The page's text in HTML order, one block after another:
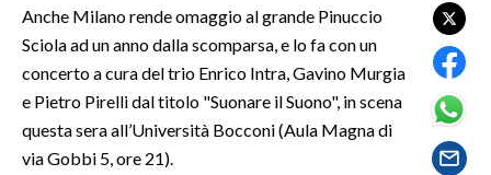
TENNIS
ALTRI SPORT
CULTURA
Anche Milano rende omaggio al grande Pinuccio
Sciola ad un anno dalla scomparsa, e lo fa con un
concerto a cura del trio Enrico Intra, Gavino Murgia
e Pietro Pirelli dal titolo "Suonare il Suono", in scena
questa sera all’Università Bocconi (Aula Magna di
via Gobbi 5, ore 21).